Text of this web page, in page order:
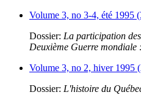
Volume 3, no 3-4, été 1995
Dossier: La participation
Deuxième Guerre mondiale
Volume 3, no 2, hiver 1995
Dossier: L'histoire du